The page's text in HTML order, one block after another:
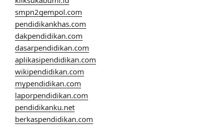
smpn2gempol.com
pendidikankhas.com
dakpendidikan.com
dasarpendidikan.com
aplikasipendidikan.com
wikipendidikan.com
mypendidikan.com
laporpendidikan.com
pendidikanku.net
berkaspendidikan.com